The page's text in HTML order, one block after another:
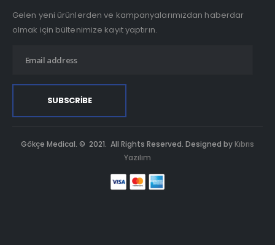
Gelen yeni ürünlerden ve kampanyalarımızdan haberdar
olmak için bültenimize kayıt yaptırın.
Gökçe Medical. © 2021. All Rights Reserved. Designed by Kıbrıs
Yazılım